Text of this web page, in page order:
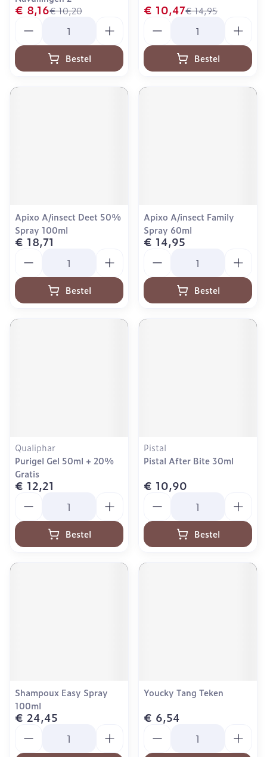
€ 10,20
€ 8,16
Bestel
€ 14,95
€ 10,47
Bestel
Apixo A/insect Deet 50%
Spray 100ml
€ 18,71
Bestel
Apixo A/insect Family
Spray 60ml
€ 14,95
Bestel
Qualiphar
Purigel Gel 50ml + 20%
Gratis
€ 12,21
Bestel
Pistal
Pistal After Bite 30ml
€ 10,90
Bestel
Shampoux Easy Spray
100ml
€ 24,45
Youcky Tang Teken
€ 6,54